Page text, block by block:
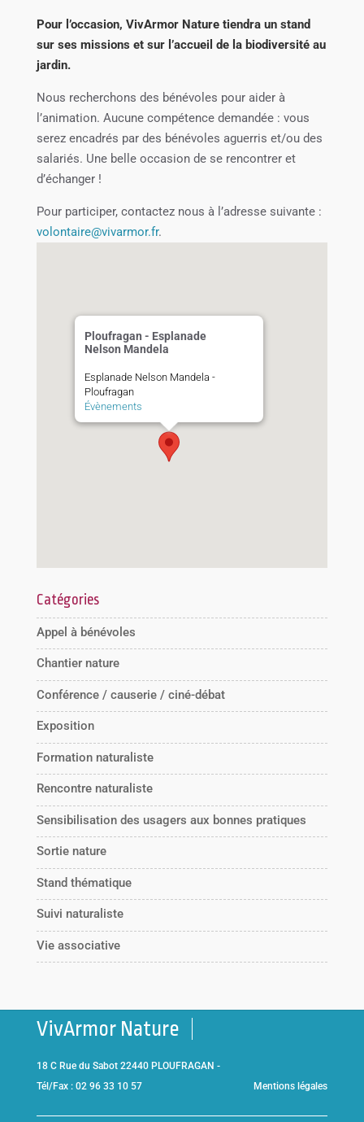
Pour l’occasion, VivArmor Nature tiendra un stand
sur ses missions et sur l’accueil de la biodiversité au
jardin.
Nous recherchons des bénévoles pour aider à
l’animation. Aucune compétence demandée : vous
serez encadrés par des bénévoles aguerris et/ou des
salariés. Une belle occasion de se rencontrer et
d’échanger !
Pour participer, contactez nous à l’adresse suivante :
volontaire@vivarmor.fr.
Ploufragan - Esplanade
Nelson Mandela
Esplanade Nelson Mandela -
Ploufragan
Évènements
Catégories
Appel à bénévoles
Chantier nature
Conférence / causerie / ciné-débat
Exposition
Formation naturaliste
Rencontre naturaliste
Sensibilisation des usagers aux bonnes pratiques
Sortie nature
Stand thématique
Suivi naturaliste
Vie associative
VivArmor Nature
18 C Rue du Sabot 22440 PLOUFRAGAN -
Tél/Fax : 02 96 33 10 57
Mentions légales